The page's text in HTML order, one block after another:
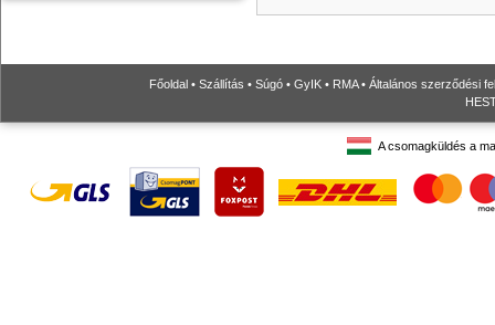
Főoldal • Szállítás • Súgó • GyIK • RMA• Általános szerződési
A csomagküldés a